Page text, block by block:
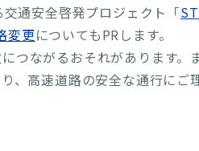
通安全啓発プロジェクト「
変更についてもPRします。
つながるおそれがあります
、高速道路の安全な通行にご